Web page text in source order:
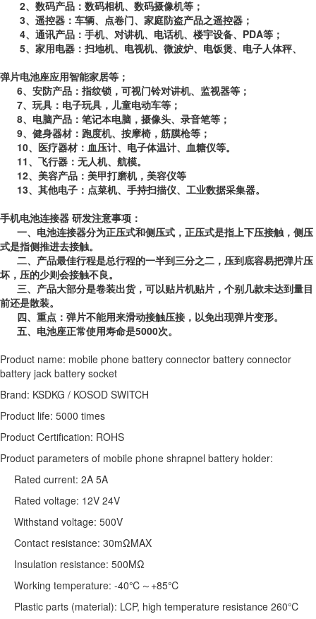
2、 数码产品：数码相机、数码摄像机等；
3、 遥控器：车辆、点卷门、家庭防盗产品之遥控器；
4、 通讯产品：手机、对讲机、电话机、楼宇设备、 PDA等；
5、 家用电器：扫地机、电视机、微波炉、电饭煲、电子人体秤、
弹片电池座应用智能家居等；
6、 安防产品：指纹锁，可视门铃对讲机、监视器等；
7、 玩具：电子玩具，儿童电动车等；
8、 电脑产品：笔记本电脑，摄像头、录音笔等；
9、 健身器材：跑度机、按摩椅，筋膜枪等；
10、 医疗器材：血压计、电子体温计、血糖仪等。
11、 飞行器：无人机、航模。
12、 美容产品：美甲打磨机，美容仪等
13、 其他电子：点菜机、手持扫描仪、工业数据采集器。
手机电池连接器 研发注意事项：
一、 电池连接器分为正压式和侧压式，正压式是指上下压接触，侧压
式是指侧推进去接触。
二、 产品最佳行程是总行程的一半到三分之二，压到底容易把弹片压
坏，压的少则会接触不良。
三、 产品大部分是卷装出货，可以贴片机贴片，个别几款未达到量目
前还是散装。
四、 重点：弹片不能用来滑动接触压接，以免出现弹片变形。
五、 电池座正常使用寿命是5000次。
Product name: mobile phone battery connector battery connector
battery jack battery socket
Brand: KSDKG / KOSOD SWITCH
Product life: 5000 times
Product Certification: ROHS
Product parameters of mobile phone shrapnel battery holder:
Rated current: 2A 5A
Rated voltage: 12V 24V
Withstand voltage: 500V
Contact resistance: 30mΩMAX
Insulation resistance: 500MΩ
Working temperature: -40℃～+85℃
Plastic parts (material): LCP, high temperature resistance 260℃